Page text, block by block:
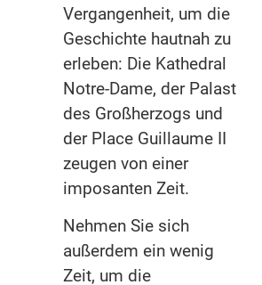
Vergangenheit, um die
Geschichte hautnah zu
erleben: Die Kathedral
Notre-Dame, der Palast
des Großherzogs und
der Place Guillaume II
zeugen von einer
imposanten Zeit.
Nehmen Sie sich
außerdem ein wenig
Zeit, um die